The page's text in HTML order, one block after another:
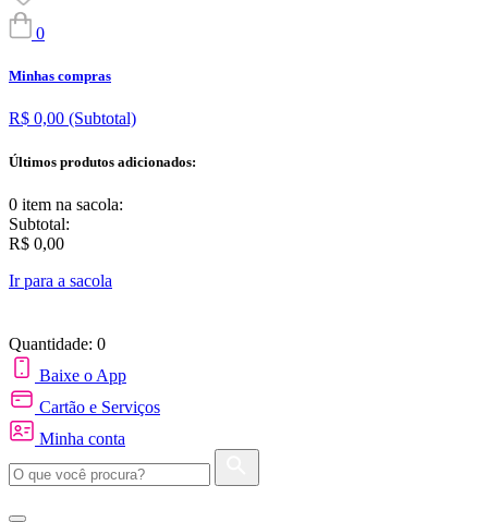
0
Minhas compras
R$ 0,00 (Subtotal)
Últimos produtos adicionados:
0 item na sacola:
Subtotal:
R$ 0,00
Ir para a sacola
Quantidade: 0
Baixe o App
Cartão e Serviços
Minha conta